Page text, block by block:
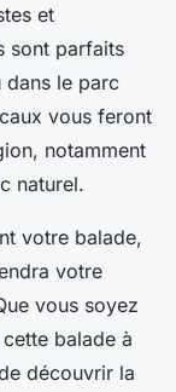
et
sont parfaits
dans le parc
vous feront
notamment
naturel.
votre balade,
votre
vous soyez
balade à
découvrir la